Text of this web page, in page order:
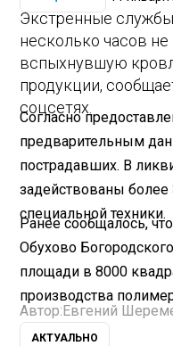
Экстренные
несколько часов
вспыхнувшую
продукции,
соцсетях.
Согласно
предварительным
пострадавших. В
задействованы более
специальной техники.
Ранее сообщалось,
Обухово
площади в 8000
производства
Автор:Евгений
АКТУАЛЬНО